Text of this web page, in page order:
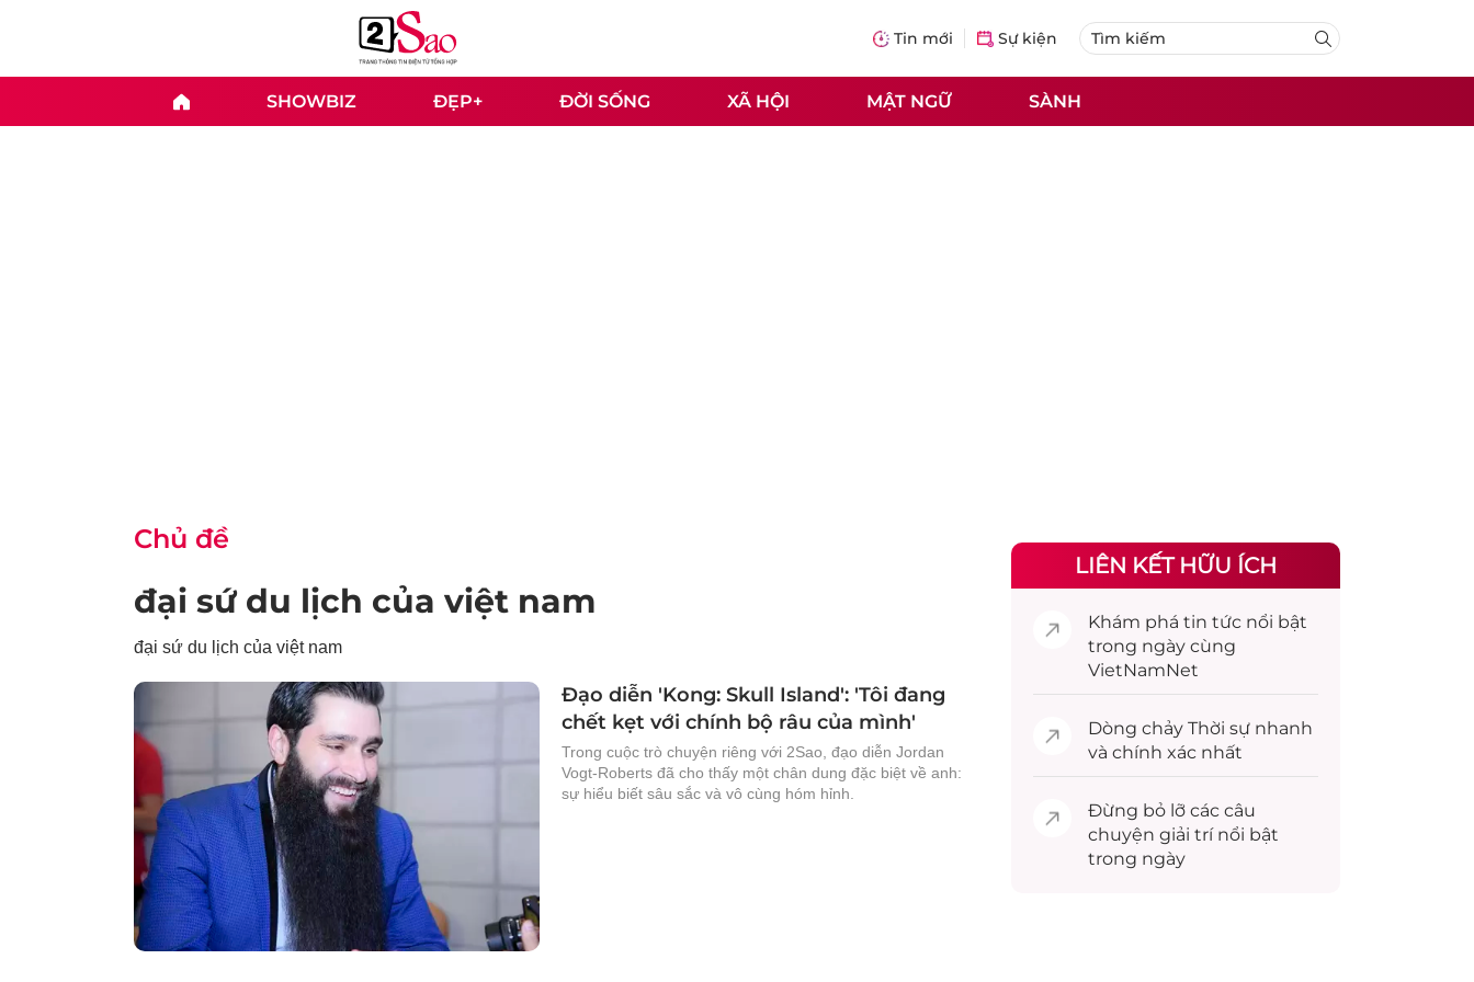
Tin mới Sự kiện
SHOWBIZ ĐẸP+ ĐỜI SỐNG XÃ HỘI MẬT NGỮ SÀNH
Chủ đề
đại sứ du lịch của việt nam
đại sứ du lịch của việt nam
Đạo diễn 'Kong: Skull Island': 'Tôi đang
chết kẹt với chính bộ râu của mình'
Trong cuộc trò chuyện riêng với 2Sao, đạo diễn Jordan
Vogt-Roberts đã cho thấy một chân dung đặc biệt về anh:
sự hiểu biết sâu sắc và vô cùng hóm hỉnh.
LIÊN KẾT HỮU ÍCH
Khám phá tin tức nổi bật
trong ngày cùng
VietNamNet
Dòng chảy Thời sự nhanh
và chính xác nhất
Đừng bỏ lỡ các câu
chuyện giải trínổi bật
trong ngày